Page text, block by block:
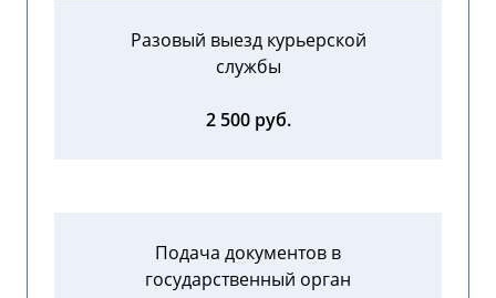
Разовый выезд курьерской
службы
2 500 руб.
Подача документов в
государственный орган